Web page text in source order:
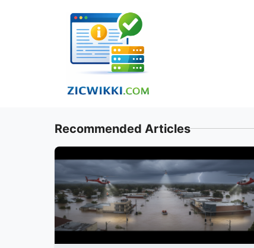
Recommended Articles